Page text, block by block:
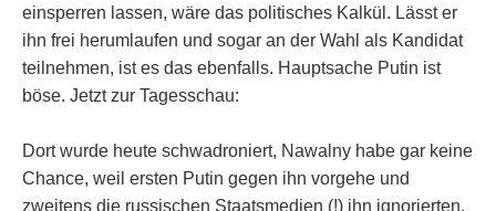
einsperren lassen, wäre das politisches Kalkül. Lässt er
ihn frei herumlaufen und sogar an der Wahl als Kandidat
teilnehmen, ist es das ebenfalls. Hauptsache Putin ist
böse. Jetzt zur Tagesschau:
Dort wurde heute schwadroniert, Nawalny habe gar keine
Chance, weil ersten Putin gegen ihn vorgehe und
zweitens die russischen Staatsmedien (!) ihn ignorierten.